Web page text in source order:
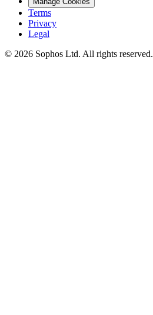
Terms
Privacy
Legal
© 2026 Sophos Ltd. All rights reserved.